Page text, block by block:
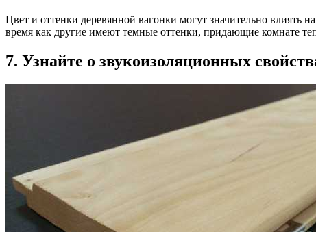
Цвет и оттенки деревянной вагонки могут значительно влиять
время как другие имеют темные оттенки, придающие комнате
7. Узнайте о звукоизоляционных